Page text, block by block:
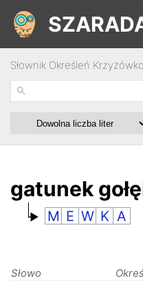
Słownik Określeń
gatunek
M E W K A
Słowo